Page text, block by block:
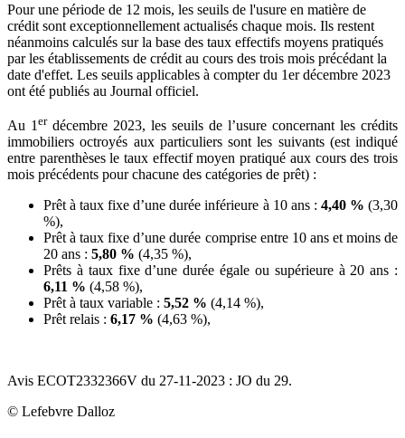
Pour une période de 12 mois, les seuils de l'usure en matière de
crédit sont exceptionnellement actualisés chaque mois. Ils restent
néanmoins calculés sur la base des taux effectifs moyens pratiqués
par les établissements de crédit au cours des trois mois précédant la
date d'effet. Les seuils applicables à compter du 1er décembre 2023
ont été publiés au Journal officiel.
Au 1 erdécembre 2023, les seuils de l’usure concernant les crédits
immobiliers octroyés aux particuliers sont les suivants (est indiqué
entre parenthèses le taux effectif moyen pratiqué aux cours des trois
mois précédents pour chacune des catégories de prêt) :
Prêt à taux fixe d’une durée inférieure à 10 ans : 4,40 % (3,30
%),
Prêt à taux fixe d’une durée comprise entre 10 ans et moins de
20 ans : 5,80 % (4,35 %),
Prêts à taux fixe d’une durée égale ou supérieure à 20 ans :
6,11 % (4,58 %),
Prêt à taux variable : 5,52 % (4,14 %),
Prêt relais : 6,17 % (4,63 %),
Avis ECOT2332366V du 27-11-2023 : JO du 29.
© Lefebvre Dalloz